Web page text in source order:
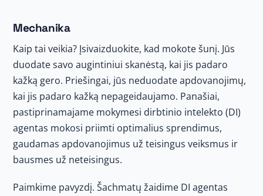
Mechanika
Kaip tai veikia? Įsivaizduokite, kad mokote šunį. Jūs
duodate savo augintiniui skanėstą, kai jis padaro
kažką gero. Priešingai, jūs neduodate apdovanojimų,
kai jis padaro kažką nepageidaujamo. Panašiai,
pastiprinamajame mokymesi dirbtinio intelekto (DI)
agentas mokosi priimti optimalius sprendimus,
gaudamas apdovanojimus už teisingus veiksmus ir
bausmes už neteisingus.
Paimkime pavyzdį. Šachmatų žaidime DI agentas